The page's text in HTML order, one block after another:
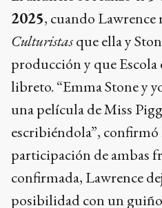
2025, cuando Lawrence
Culturistasque ella y
producción y que Escola
libreto. “Emma Stone y
una película de Miss
escribiéndola”,
participación de ambas
confirmada, Lawrence
posibilidad con un